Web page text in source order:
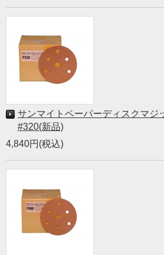
サンマイトペーパーディスクマ
#320(新品)
4,840円(税込)